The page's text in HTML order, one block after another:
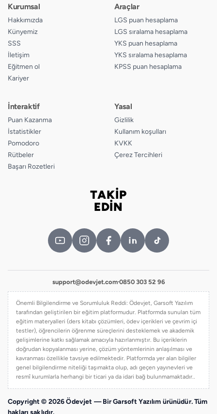
Kurumsal
Hakkımızda
Künyemiz
SSS
İletişim
Eğitmen ol
Kariyer
Araçlar
LGS puan hesaplama
LGS sıralama hesaplama
YKS puan hesaplama
YKS sıralama hesaplama
KPSS puan hesaplama
İnteraktif
Puan Kazanma
İstatistikler
Pomodoro
Rütbeler
Başarı Rozetleri
Yasal
Gizlilik
Kullanım koşulları
KVKK
Çerez Tercihleri
TAKİP
EDİN
support@odevjet.com·0850 303 52 96
Önemli Bilgilendirme ve Sorumluluk Reddi: Ödevjet, Garsoft Yazılım
tarafından geliştirilen bir eğitim platformudur. Platformda sunulan tüm
eğitim materyalleri (ders kitabı çözümleri, ödev içerikleri ve çevrim içi
testler), öğrencilerin öğrenme süreçlerini desteklemek ve akademik
gelişimlerine katkı sağlamak amacıyla hazırlanmıştır. Bu içeriklerin
doğrudan kopyalanması yerine, çözüm yöntemlerinin anlaşılması ve
kavranması özellikle tavsiye edilmektedir. Platformda yer alan bilgiler
genel bilgilendirme niteliği taşımakta olup, adı geçen yayınevleri ve
resmî kurumlarla herhangi bir ticari ya da idari bağ bulunmamaktadır..
Copyright © 2026 Ödevjet — Bir Garsoft Yazılım ürünüdür. Tüm